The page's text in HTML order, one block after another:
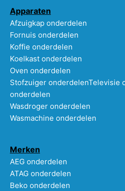
Apparaten
Afzuigkap onderdelen
Fornuis onderdelen
Koffie onderdelen
Koelkast onderdelen
Oven onderdelen
Stofzuiger onderdelenTelevisie
onderdelen
Wasdroger onderdelen
Wasmachine onderdelen
Merken
AEG onderdelen
ATAG onderdelen
Beko onderdelen